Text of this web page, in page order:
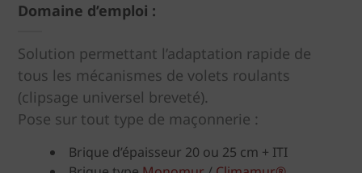
Domaine d’emploi :
Solution permettant l’adaptation rapide de
tous les mécanismes de volets roulants
(clipsage universel breveté).
Pose sur tout type de maçonnerie :
Brique d’épaisseur 20 ou 25 cm + ITI